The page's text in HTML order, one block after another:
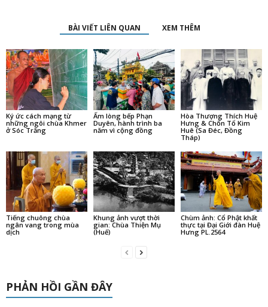
BÀI VIẾT LIÊN QUAN XEM THÊM
Ký ức cách mạng từ
những ngôi chùa Khmer
ở Sóc Trăng
Ấm lòng bếp Phạn
Duyên, hành trình ba
năm vì cộng đồng
Hòa Thượng Thích Huệ
Hưng & Chốn Tổ Kim
Huê (Sa Đéc, Đồng
Tháp)
Tiếng chuông chùa
ngân vang trong mùa
dịch
Khung ảnh vượt thời
gian: Chùa Thiện Mụ
(Huế)
Chùm ảnh: Cổ Phật khất
thực tại Đại Giới đàn Huệ
Hưng PL.2564
PHẢN HỒI GẦN ĐÂY